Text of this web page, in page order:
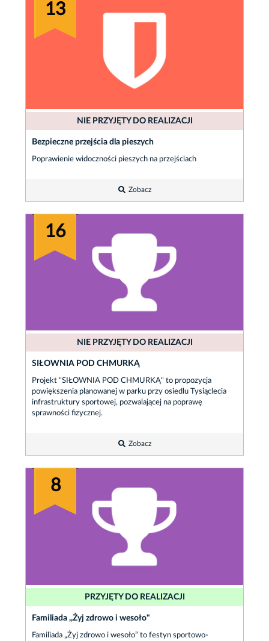
13
NIE PRZYJĘTY DO REALIZACJI
Bezpieczne przejścia dla pieszych
Poprawienie widoczności pieszych na przejściach
Zobacz
16
NIE PRZYJĘTY DO REALIZACJI
SIŁOWNIA POD CHMURKĄ
Projekt "SIŁOWNIA POD CHMURKĄ" to propozycja
powiększenia planowanej w parku przy osiedlu Tysiąclecia
infrastruktury sportowej, pozwalającej na poprawę
sprawności fizycznej.
Zobacz
8
PRZYJĘTY DO REALIZACJI
Familiada ,,Żyj zdrowo i wesoło"
Familiada „Żyj zdrowo i wesoło” to festyn sportowo-